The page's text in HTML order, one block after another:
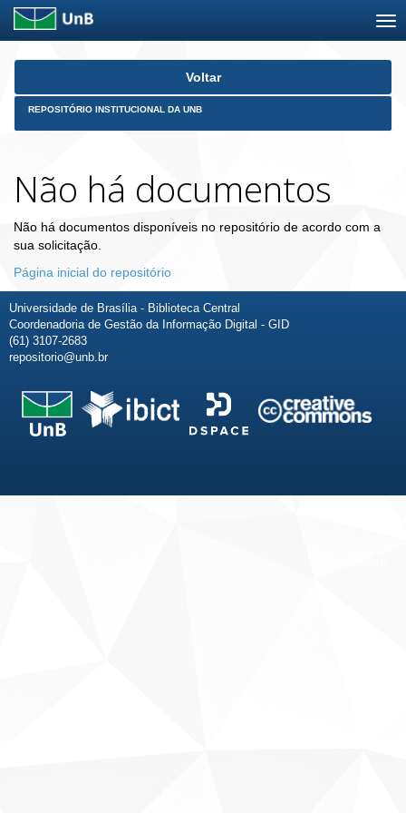
Skip
Voltar
REPOSITÓRIO INSTITUCIONAL DA UNB
Não há documentos
Não há documentos disponíveis no repositório de acordo com a
sua solicitação.
Página inicial do repositório
Universidade de Brasília - Biblioteca Central
Coordenadoria de Gestão da Informação Digital - GID
(61) 3107-2683
repositorio@unb.br